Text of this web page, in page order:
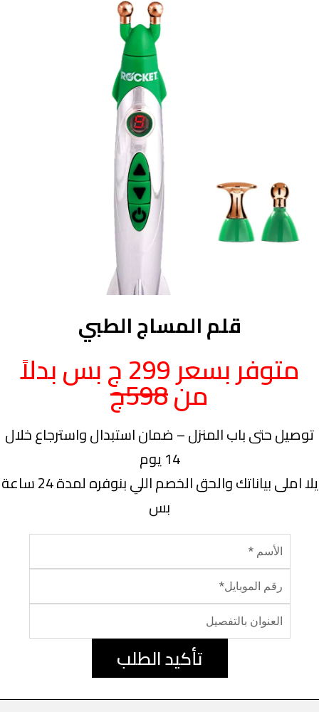
قلم المساج الطبي
متوفر بسعر 299 ج بس بدلاً
من598ج
توصيل حتى باب المنزل – ضمان استبدال واسترجاع خلال
14 يوم
يلا املى بياناتك والحق الخصم اللي بنوفره لمدة 24 ساعة
بس
تأكيد الطلب